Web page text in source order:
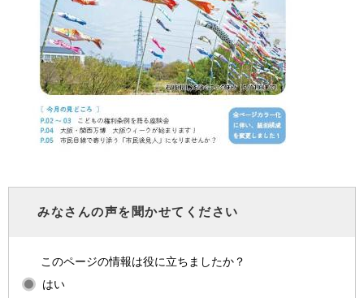
みなさんの声を聞かせてください
このページの情報は役に立ちましたか？
はい